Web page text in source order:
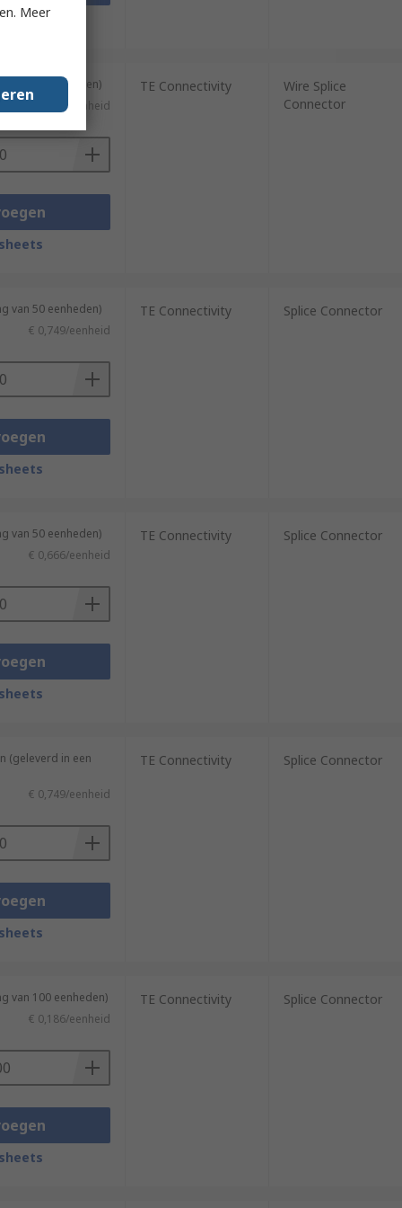
van 50 eenheden)
€ 0,314/eenheid
TE Connectivity
Wire Splice
Connector
van 50 eenheden)
€ 0,749/eenheid
TE Connectivity Splice Connector
van 50 eenheden)
€ 0,666/eenheid
TE Connectivity Splice Connector
(geleverd in een
€ 0,749/eenheid
TE Connectivity Splice Connector
van 100 eenheden)
€ 0,186/eenheid
TE Connectivity Splice Connector
Meer